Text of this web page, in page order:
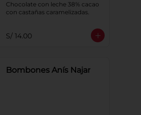
Chocolate con leche 38% cacao
con castañas caramelizadas.
S/ 14.00
Bombones Anís Najar